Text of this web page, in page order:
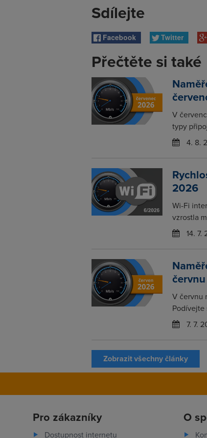
Sdílejte
Facebook Twitter
Přečtěte si také
V
typy
4. 8.
2026
Wi-Fi
vzrostla
14. 7.
V červnu
Podívejte
7. 7.
Zobrazit všechny články
Pro zákazníky
Dostupnost internetu
O